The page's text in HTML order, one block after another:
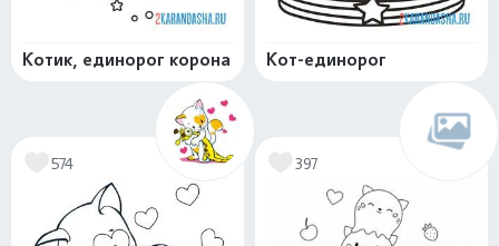
Котик, единорог корона Кот-единорог
574 397